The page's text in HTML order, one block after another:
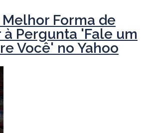
Forma de
à Pergunta 'Fale um
Você' no Yahoo